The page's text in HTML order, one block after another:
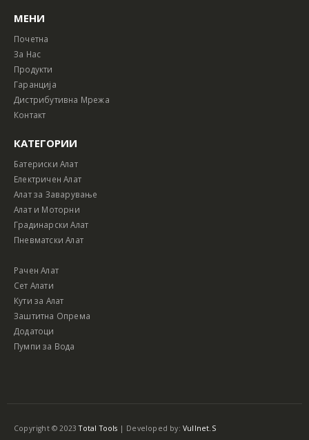
МЕНИ
Почетна
За Нас
Продукти
Гаранција
Дистрибутивна Мрежа
Контакт
КАТЕГОРИИ
Батериски Алат
Електричен Алат
Алат за Заварување
Алат и Моторни
Градинарски Алат
Пневматски Алат
Рачен Алат
Сет Алати
Кути за Алат
Заштитна Опрема
Додатоци
Пумпи за Вода
Copyright © 2023Total Tools | Developed by:Vullnet.S